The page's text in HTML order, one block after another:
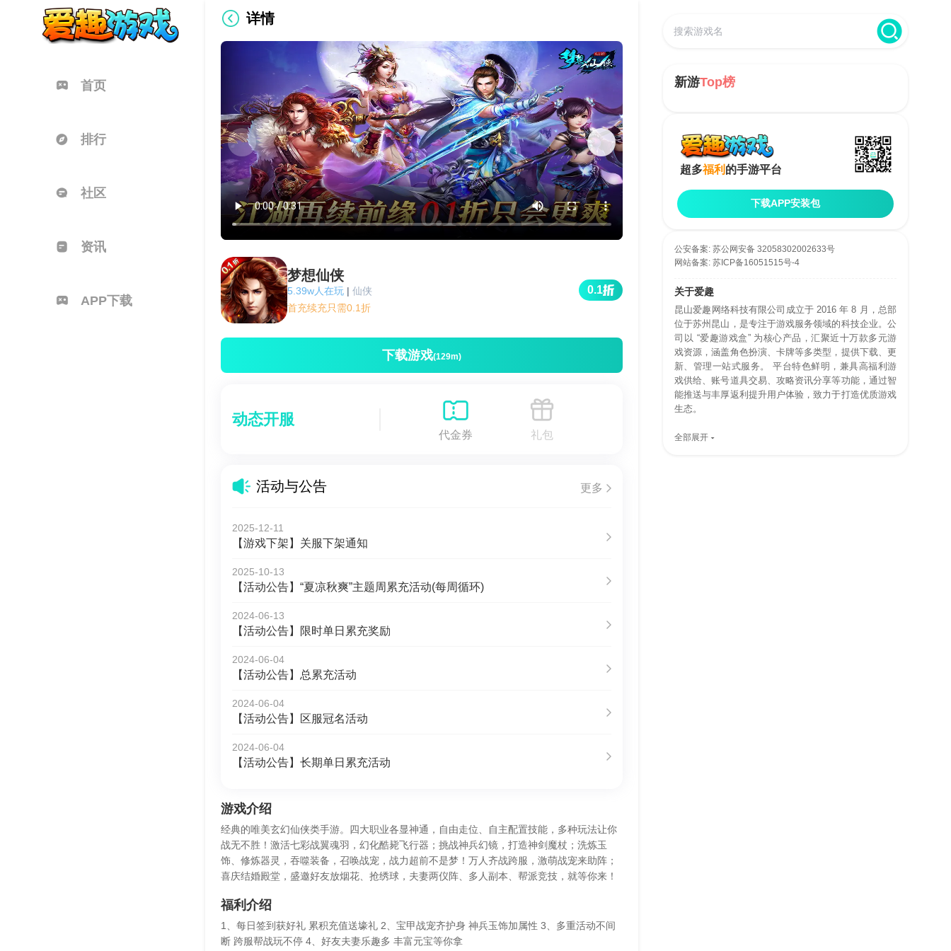
首页
排行
社区
资讯
APP下载
详情
梦想仙侠
5.39w人在玩 | 仙侠
首充续充只需0.1折
0.1
下载游戏(129m)
动态开服
代金券 礼包
活动与公告 更多
2025-12-11
【游戏下架】关服下架通知
2025-10-13
【活动公告】“夏凉秋爽”主题周累充活动(每周循环)
2024-06-13
【活动公告】限时单日累充奖励
2024-06-04
【活动公告】总累充活动
2024-06-04
【活动公告】区服冠名活动
2024-06-04
【活动公告】长期单日累充活动
游戏介绍
经典的唯美玄幻仙侠类手游。四大职业各显神通，自由走位、自主配置技能，多种玩法让你
战无不胜！激活七彩战翼魂羽，幻化酷毙飞行器；挑战神兵幻镜，打造神剑魔杖；洗炼玉
饰、修炼器灵，吞噬装备，召唤战宠，战力超前不是梦！万人齐战跨服，激萌战宠来助阵；
喜庆结婚殿堂，盛邀好友放烟花、抢绣球，夫妻两仪阵、多人副本、帮派竞技，就等你来！
福利介绍
1、每日签到获好礼 累积充值送壕礼 2、宝甲战宠齐护身 神兵玉饰加属性 3、多重活动不间
断 跨服帮战玩不停 4、好友夫妻乐趣多 丰富元宝等你拿
新游Top榜
超多福利 的手游平台
下载APP安装包
公安备案: 苏公网安备 32058302002633号
网站备案: 苏ICP备16051515号-4
关于爱趣
昆山爱趣网络科技有限公司成立于 2016 年 8 月，总部
位于苏州昆山，是专注于游戏服务领域的科技企业。公
司以 “爱趣游戏盒” 为核心产品，汇聚近十万款多元游
戏资源，涵盖角色扮演、卡牌等多类型，提供下载、更
新、管理一站式服务。 平台特色鲜明，兼具高福利游
戏供给、账号道具交易、攻略资讯分享等功能，通过智
能推送与丰厚返利提升用户体验，致力于打造优质游戏
生态。
全部展开